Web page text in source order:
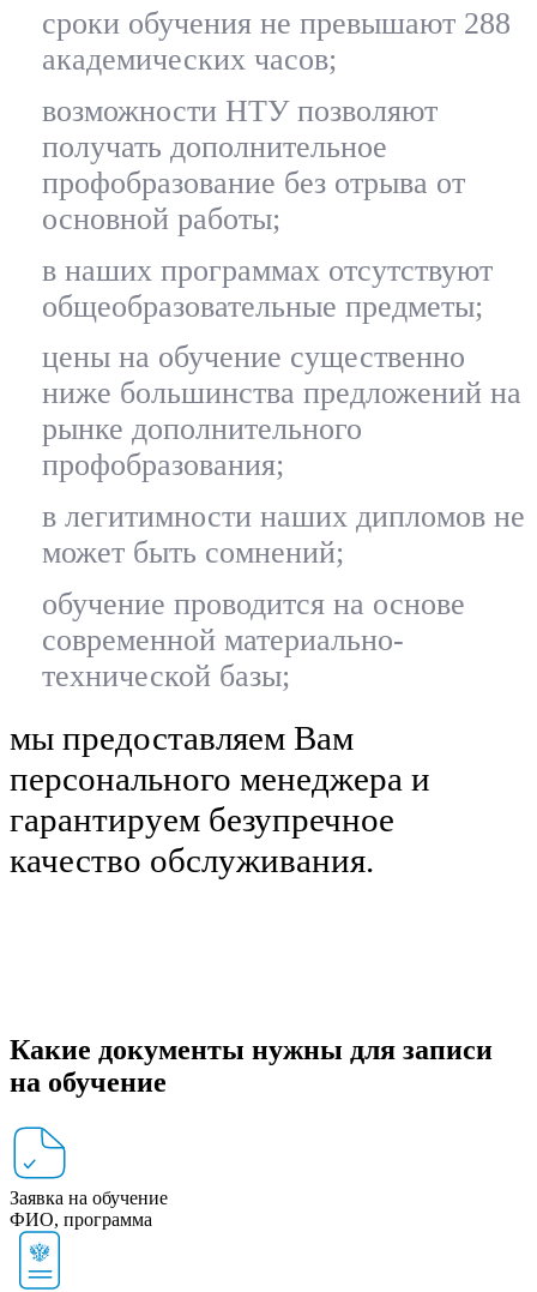
сроки обучения не превышают 288
академических часов;
возможности НТУ позволяют
получать дополнительное
профобразование без отрыва от
основной работы;
в наших программах отсутствуют
общеобразовательные предметы;
цены на обучение существенно
ниже большинства предложений на
рынке дополнительного
профобразования;
в легитимности наших дипломов не
может быть сомнений;
обучение проводится на основе
современной материально-
технической базы;
мы предоставляем Вам
персонального менеджера и
гарантируем безупречное
качество обслуживания.
Какие документы нужны для записи
на обучение
Заявка на обучение
ФИО, программа